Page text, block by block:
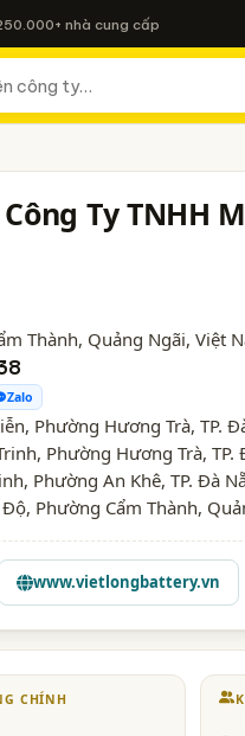
nhà cung cấp
Ty TNHH
Thành, Quảng Ngãi, Việt
Zalo
Phường Hương Trà, TP.
Phường Hương Trà, TP.
Phường An Khê, TP. Đà
Phường Cẩm Thành,
www.vietlongbattery.vn
CHÍNH